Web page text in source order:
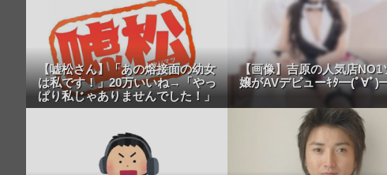
【嘘松さん】「あの熔接面の幼女
は私です！」20万いいね→「やっ
ぱり私じゃありませんでした！」
【画像】吉原の人気店NO1
嬢がAVデビューｷﾀ━(ﾟ∀ﾟ